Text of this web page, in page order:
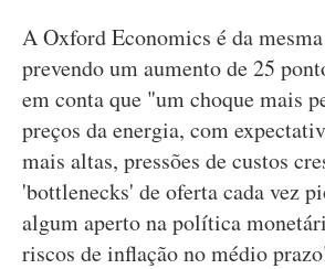
A Oxford Economics é da
prevendo um aumento de 25
em conta que "um choque mais
preços da energia, com
mais altas, pressões de custos
'bottlenecks' de oferta cada vez
algum aperto na política
riscos de inflação no médio